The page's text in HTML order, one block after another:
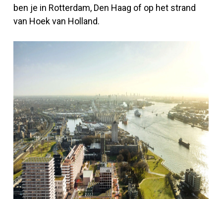
ben je in Rotterdam, Den Haag of op het strand
van Hoek van Holland.